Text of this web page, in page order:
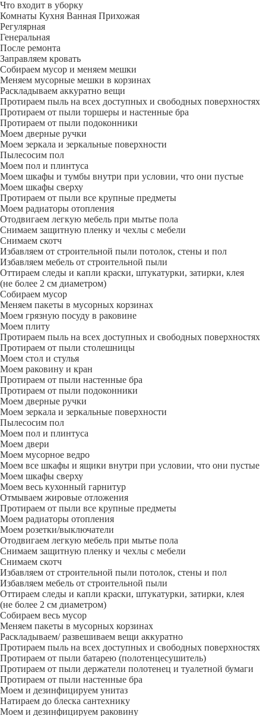
Что входит в уборку
Регу­лярная
Гене­ральная
После ремонта
Заправляем кровать
Собираем мусор и меняем мешки
Меняем мусорные мешки в корзинах
Раскладываем аккуратно вещи
Протираем пыль на всех доступных и свободных поверхностях
Протираем от пыли торшеры и настенные бра
Протираем от пыли подоконники
Моем дверные ручки
Моем зеркала и зеркальные поверхности
Пылесосим пол
Моем пол и плинтуса
Моем шкафы и тумбы внутри при условии, что они пустые
Моем шкафы сверху
Протираем от пыли все крупные предметы
Моем радиаторы отопления
Отодвигаем легкую мебель при мытье пола
Снимаем защитную пленку и чехлы с мебели
Снимаем скотч
Избавляем от строительной пыли потолок, стены и пол
Избавляем мебель от строительной пыли
Оттираем следы и капли краски, штукатурки, затирки, клея
(не более 2 см диаметром)
Собираем мусор
Меняем пакеты в мусорных корзинах
Моем грязную посуду в раковине
Моем плиту
Протираем пыль на всех доступных и свободных поверхностях
Протираем от пыли столешницы
Моем стол и стулья
Моем раковину и кран
Протираем от пыли настенные бра
Протираем от пыли подоконники
Моем дверные ручки
Моем зеркала и зеркальные поверхности
Пылесосим пол
Моем пол и плинтуса
Моем двери
Моем мусорное ведро
Моем все шкафы и ящики внутри при условии, что они пустые
Моем шкафы сверху
Моем весь кухонный гарнитур
Отмываем жировые отложения
Протираем от пыли все крупные предметы
Моем радиаторы отопления
Моем розетки/выключатели
Отодвигаем легкую мебель при мытье пола
Снимаем защитную пленку и чехлы с мебели
Снимаем скотч
Избавляем от строительной пыли потолок, стены и пол
Избавляем мебель от строительной пыли
Оттираем следы и капли краски, штукатурки, затирки, клея
(не более 2 см диаметром)
Собираем весь мусор
Меняем пакеты в мусорных корзинах
Раскладываем/ развешиваем вещи аккуратно
Протираем пыль на всех доступных и свободных поверхностях
Протираем от пыли батарею (полотенцесушитель)
Протираем от пыли держатели полотенец и туалетной бумаги
Протираем от пыли настенные бра
Моем и дезинфицируем унитаз
Натираем до блеска сантехнику
Моем и дезинфицируем раковину